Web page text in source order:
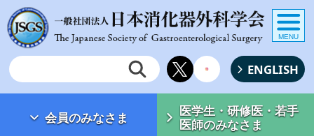
ENGLISH
会員のみなさま
医学生・研修医・若手
医師のみなさま
MENU